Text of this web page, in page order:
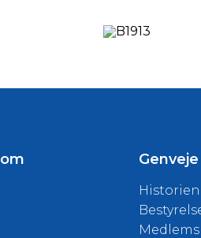
Genveje
Historien